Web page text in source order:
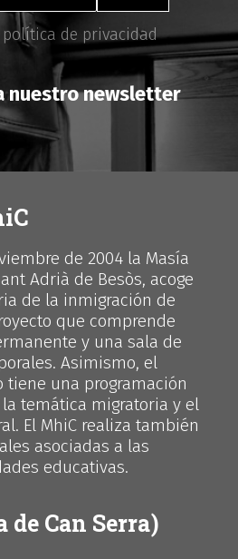
de privacidad
nuestro newsletter
de 2004 la Masía
Adrià de Besòs, acoge
de la inmigración de
que comprende
y una sala de
Asimismo, el
tiene una programación
temática migratoria y el
El MhiC realiza también
asociadas a las
educativas.
Can Serra)